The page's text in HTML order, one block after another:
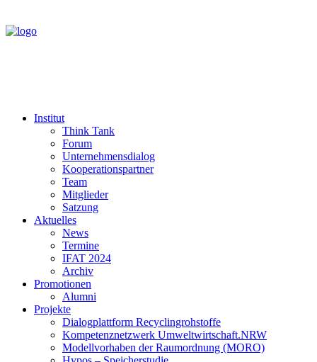
Institut
Think Tank
Forum
Unternehmensdialog
Kooperationspartner
Team
Mitglieder
Satzung
Aktuelles
News
Termine
IFAT 2024
Archiv
Promotionen
Alumni
Projekte
Dialogplattform Recyclingrohstoffe
Kompetenznetzwerk Umweltwirtschaft.NRW
Modellvorhaben der Raumordnung (MORO)